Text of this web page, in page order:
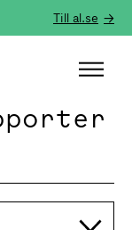
Till al.se